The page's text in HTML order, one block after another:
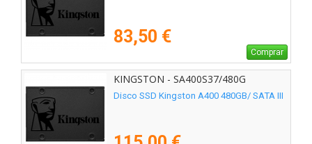
83,50 €
Comprar
KINGSTON - SA400S37/480G
Disco SSD Kingston A400 480GB/ SATA III